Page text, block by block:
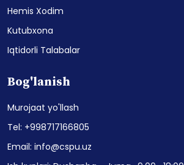
Hemis Xodim
Kutubxona
Iqtidorli Talabalar
Bog'lanish
Murojaat yo'llash
Tel: +998717166805
Email: info@cspu.uz